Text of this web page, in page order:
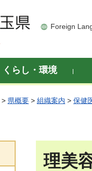
Foreign
くらし・環境
> 県概要 > 組織案内 > 保健
理美